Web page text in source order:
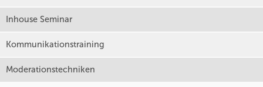
Inhouse Seminar
Kommunikationstraining
Moderationstechniken